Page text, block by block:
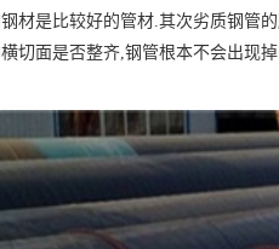
材是比较好的管材.其次劣质钢管
切面是否整齐,钢管根本不会出现